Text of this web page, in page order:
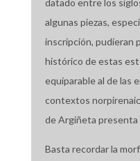
datado entre los
algunas piezas,
inscripción, pudieran
histórico de estas
equiparable al de las
contextos
de Argiñeta presenta
Basta recordar la